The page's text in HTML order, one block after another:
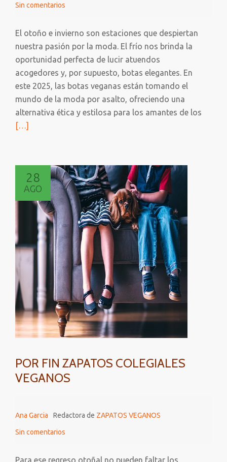
Sin comentarios
El otoño e invierno son estaciones que despiertan
nuestra pasión por la moda. El frío nos brinda la
oportunidad perfecta de lucir atuendos
acogedores y, por supuesto, botas elegantes. En
este 2025, las botas veganas están tomando el
mundo de la moda por asalto, ofreciendo una
alternativa ética y estilosa para los amantes de los
[…]
28
AGO
POR FIN ZAPATOS COLEGIALES
VEGANOS
Ana Garcia Redactora de ZAPATOS VEGANOS
Sin comentarios
Para ese regreso otoñal no pueden faltar los